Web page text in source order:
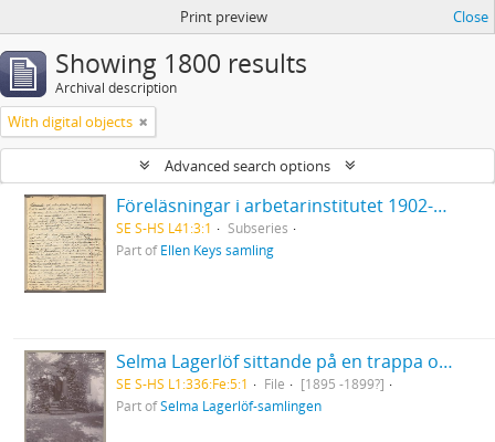
Print preview Close
Showing 1800 results
Archival description
With digital objects
Advanced search options
Föreläsningar i arbetarinstitutet 1902-03. Det europeiska inflytandet på den svenska litteraturen. [Betecknad II. Medeltid och renässans].
SE S-HS L41:3:1
Subseries
Part ofEllen Keys samling
Selma Lagerlöf sittande på en trappa omgiven av grönska på Nääs
SE S-HS L1:336:Fe:5:1 File
[1895 -1899?]
Part ofSelma Lagerlöf-samlingen